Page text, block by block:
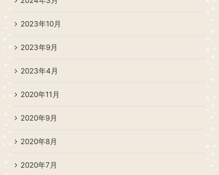
2023年10月
2023年9月
2023年4月
2020年11月
2020年9月
2020年8月
2020年7月